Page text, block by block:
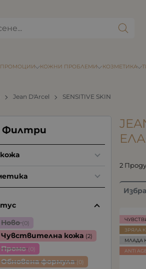
КОЗМЕТИКА
ПРОМОЦИИ КОЖНИ ПРОБЛЕМИ
Jean D'Arcel SENSITIVE SKIN
2
ЗРЯЛА
МЛАДА
ANTI AGE
Филтри
Ново (0)
Чувствителна кожа (2)
Промо (0)
Обновена формула (0)